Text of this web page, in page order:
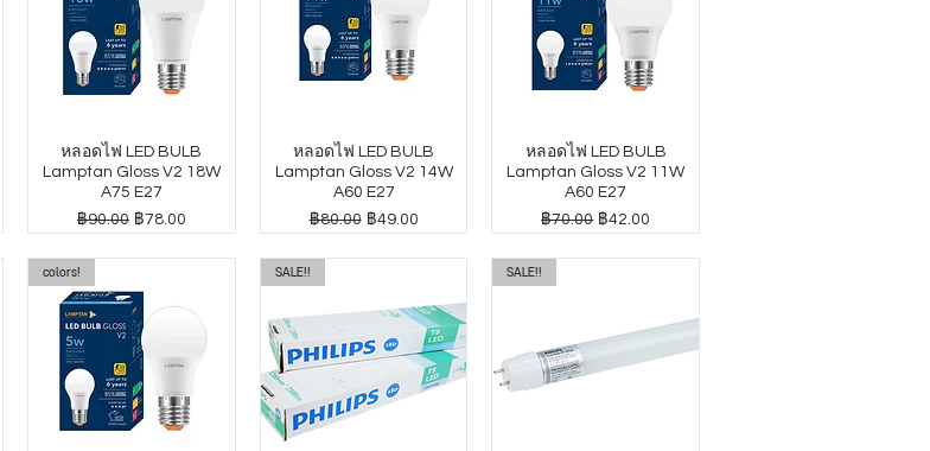
หลอดไฟ LED BULB
Lamptan Gloss V2 18W
A75 E27
ราคาปกติ
฿90.00 ราคาขายลด
฿78.00
หลอดไฟ LED BULB
Lamptan Gloss V2 14W
A60 E27
ราคาปกติ
฿80.00 ราคาขายลด
฿49.00
หลอดไฟ LED BULB
Lamptan Gloss V2 11W
A60 E27
ราคาปกติ
฿70.00 ราคาขายลด
฿42.00
colors! SALE!! SALE!!